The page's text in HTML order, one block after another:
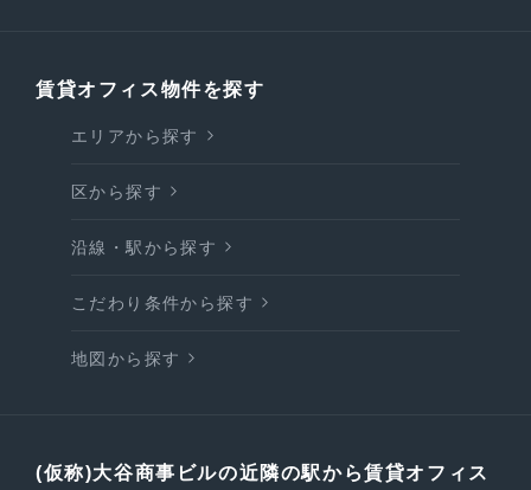
賃貸オフィス物件を探す
エリアから探す
区から探す
沿線・駅から探す
こだわり条件から探す
地図から探す
(仮称)大谷商事ビルの近隣の駅から賃貸オフィス